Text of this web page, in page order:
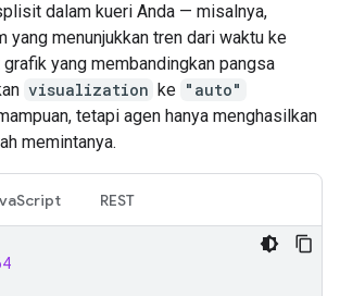
dalam kueri Anda — misalnya,
yang menunjukkan tren dari waktu ke
grafik yang membandingkan pangsa
visualization ke "auto"
tetapi agen hanya menghasilkan
memintanya.
REST